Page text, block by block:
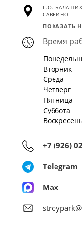
Г.О.
САВВИНО
ПОКАЗАТЬ
Время
Вторник
Среда
Четверг
Пятница
Суббота
+7 (926)
Telegram
Max